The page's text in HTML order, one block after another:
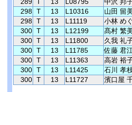
298 T 13 L10316 山田 留
298 T 13 L11119 小林 め
300 T 13 L12199 髙村 繁
300 T 13 L11800 久我 礼
300 T 13 L11785 佐藤 君
300 T 13 L11363 高岩 裕
300 T 13 L11425 石川 孝
300 T 13 L11727 濱口屋